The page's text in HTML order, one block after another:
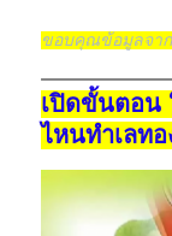
ขอบคุณข้อมูลจาก
เปิดขั้นตอน
ไหนทำเลท